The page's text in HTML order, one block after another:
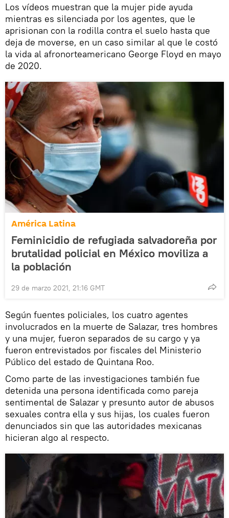
Los vídeos muestran que la mujer pide ayuda
mientras es silenciada por los agentes, que le
aprisionan con la rodilla contra el suelo hasta que
deja de moverse, en un caso similar al que le costó
la vida al afronorteamericano George Floyd en mayo
de 2020.
América Latina
Feminicidio de refugiada salvadoreña por
brutalidad policial en México moviliza a
la población
29 de marzo 2021, 21:16 GMT
Según fuentes policiales, los cuatro agentes
involucrados en la muerte de Salazar, tres hombres
y una mujer, fueron separados de su cargo y ya
fueron entrevistados por fiscales del Ministerio
Público del estado de Quintana Roo.
Como parte de las investigaciones también fue
detenida una persona identificada como pareja
sentimental de Salazar y presunto autor de abusos
sexuales contra ella y sus hijas, los cuales fueron
denunciados sin que las autoridades mexicanas
hicieran algo al respecto.